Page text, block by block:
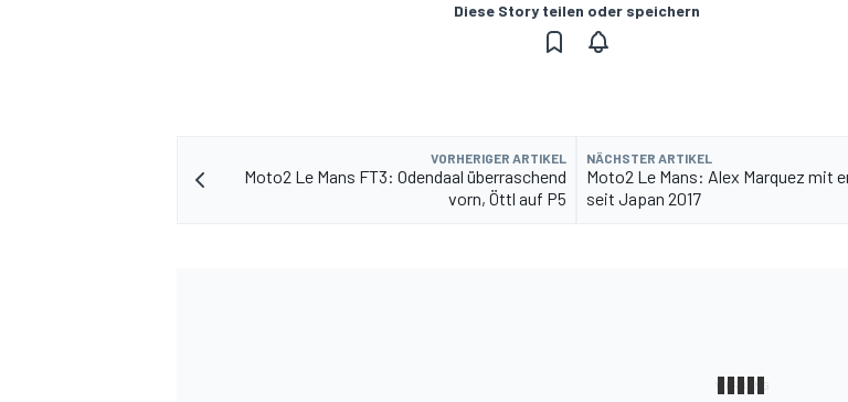
Diese Story teilen oder speichern
VORHERIGER ARTIKEL
Moto2 Le Mans FT3: Odendaal überraschend
vorn, Öttl auf P5
NÄCHSTER ARTIKEL
Moto2 Le Mans: Alex Marquez mit
seit Japan 2017